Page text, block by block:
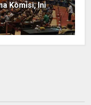
Komisi, Ini